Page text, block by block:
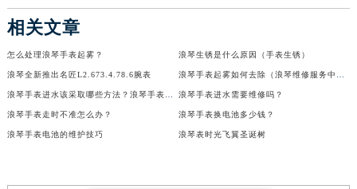
相关文章
怎么处理浪琴手表起雾？ 浪琴生锈是什么原因（手表生锈）
浪琴全新推出名匠L2.673.4.78.6腕表
浪琴手表进水需要维修吗？
浪琴手表走时不准怎么办？ 浪琴手表换电池多少钱？
浪琴手表电池的维护技巧 浪琴表时光飞翼圣诞树